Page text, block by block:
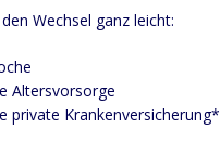
Wechsel ganz leicht:
Altersvorsorge
private Krankenversicherung*